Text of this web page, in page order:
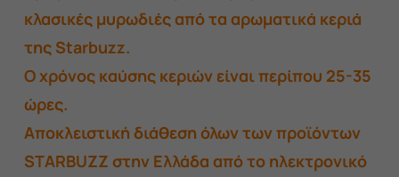
κλασικές μυρωδιές από τα αρωματικά κεριά
της Starbuzz.
Ο χρόνος καύσης κεριών είναι περίπου 25-35
ώρες.
Αποκλειστική διάθεση όλων των προϊόντων
STARBUZZ στην Ελλάδα από το ηλεκτρονικό